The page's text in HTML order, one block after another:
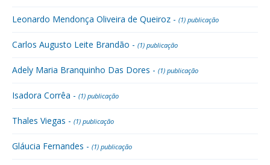
Leonardo Mendonça Oliveira de Queiroz - (1) publicação
Carlos Augusto Leite Brandão - (1) publicação
Adely Maria Branquinho Das Dores - (1) publicação
Isadora Corrêa - (1) publicação
Thales Viegas - (1) publicação
Gláucia Fernandes - (1) publicação